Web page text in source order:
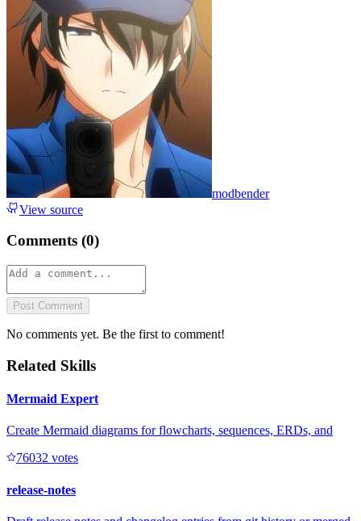
modbender
View source
Comments (0)
Post Comment
No comments yet. Be the first to comment!
Related Skills
Mermaid Expert
Create Mermaid diagrams for flowcharts, sequences, ERDs, and
76032 votes
release-notes